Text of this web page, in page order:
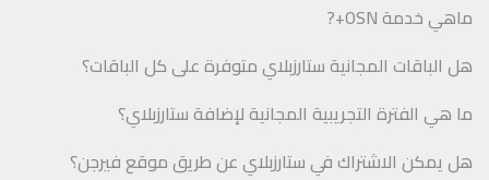
ماهي خدمة OSN+?
هل الباقات المجانية ستارزبلاي متوفرة على كل الباقات؟
ما هي الفترة التجريبية المجانية لإضافة ستارزبلاي؟
هل يمكن الاشتراك في ستارزبلاي عن طريق موقع فيرجن؟